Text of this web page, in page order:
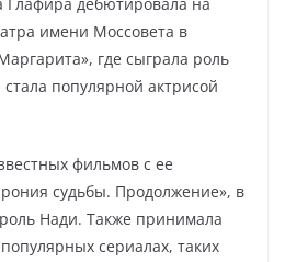
имени Моссовета в
где сыграла роль
популярной актрисой
фильмов с ее
судьбы. Продолжение», в
Нади. Также принимала
сериалах, таких